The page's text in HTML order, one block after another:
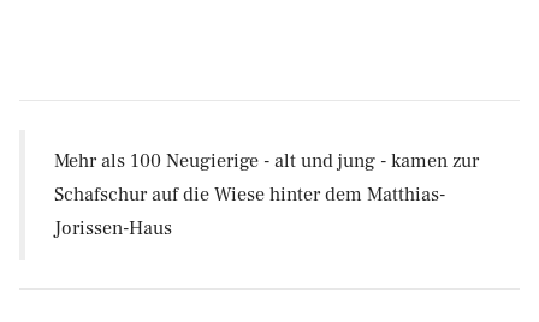
Mehr als 100 Neugierige - alt und jung - kamen zur
Schafschur auf die Wiese hinter dem Matthias-
Jorissen-Haus